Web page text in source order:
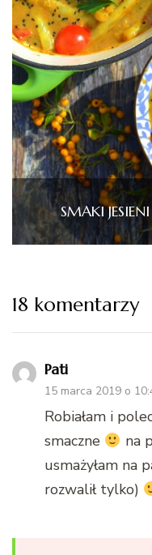
SMAKI
18 komentarzy
Pati
15 marca 2019 o
Robiałam i
smaczne
na
usmażyłam na
rozwalił tylko)